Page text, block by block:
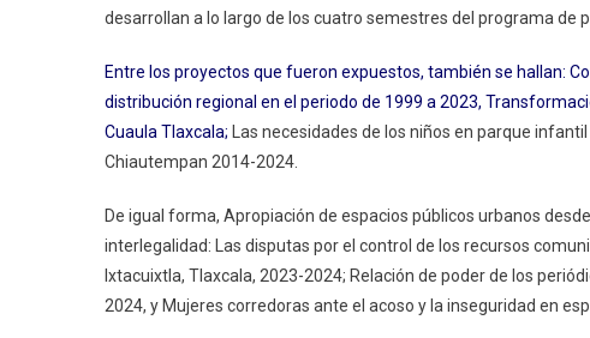
desarrollan a lo largo de los cuatro semestres del programa de
Entre los proyectos que fueron expuestos, también se hallan:
distribución regional en el periodo de 1999 a 2023,
Cuaula Tlaxcala; Las necesidades de los niños en parque
Chiautempan 2014-2024.
De igual forma, Apropiación de espacios públicos urbanos
interlegalidad: Las disputas por el control de los recursos
Ixtacuixtla, Tlaxcala, 2023-2024; Relación de poder de los
2024, y Mujeres corredoras ante el acoso y la inseguridad en